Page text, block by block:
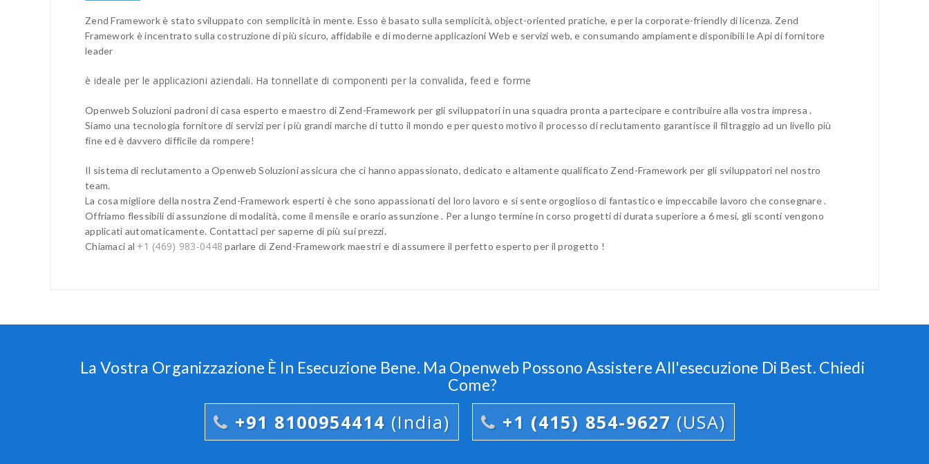
Zend Framework è stato sviluppato con semplicità in mente. Esso è basato sulla semplicità, object-oriented pratiche, e per la corporate-friendly di licenza. Zend
Framework è incentrato sulla costruzione di più sicuro, affidabile e di moderne applicazioni Web e servizi web, e consumando ampiamente disponibili le Api di fornitore
leader
è ideale per le applicazioni aziendali. Ha tonnellate di componenti per la convalida, feed e forme
Openweb Soluzioni padroni di casa esperto e maestro di Zend-Framework per gli sviluppatori in una squadra pronta a partecipare e contribuire alla vostra impresa .
Siamo una tecnologia fornitore di servizi per i più grandi marche di tutto il mondo e per questo motivo il processo di reclutamento garantisce il filtraggio ad un livello più
fine ed è davvero difficile da rompere!
Il sistema di reclutamento a Openweb Soluzioni assicura che ci hanno appassionato, dedicato e altamente qualificato Zend-Framework per gli sviluppatori nel nostro
team.
La cosa migliore della nostra Zend-Framework esperti è che sono appassionati del loro lavoro e si sente orgoglioso di fantastico e impeccabile lavoro che consegnare .
Offriamo flessibili di assunzione di modalità, come il mensile e orario assunzione . Per a lungo termine in corso progetti di durata superiore a 6 mesi, gli sconti vengono
applicati automaticamente. Contattaci per saperne di più sui prezzi.
Chiamaci al +1 (469) 983-0448 parlare di Zend-Framework maestri e di assumere il perfetto esperto per il progetto !
La Vostra Organizzazione È In Esecuzione Bene. Ma Openweb Possono Assistere All'esecuzione Di Best. Chiedi
Come?
+91 8100954414 (India) +1 (415) 854-9627 (USA)